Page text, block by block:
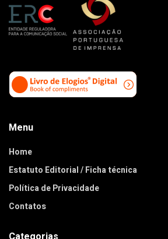
Menu
Home
Estatuto Editorial / Ficha técnica
Política de Privacidade
Contatos